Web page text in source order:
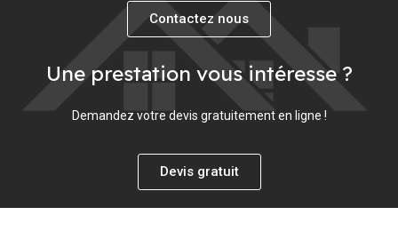
Contactez nous
Une prestation vous intéresse ?
Demandez votre devis gratuitement en ligne !
Devis gratuit